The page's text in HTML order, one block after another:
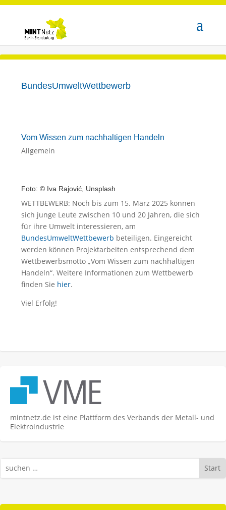
BundesUmweltWettbewerb
Vom Wissen zum nachhaltigen Handeln
Allgemein
Foto: © Iva Rajović, Unsplash
WETTBEWERB: Noch bis zum 15. März 2025 können
sich junge Leute zwischen 10 und 20 Jahren, die sich
für ihre Umwelt interessieren, am
BundesUmweltWettbewerb beteiligen. Eingereicht
werden können Projektarbeiten entsprechend dem
Wettbewerbsmotto „Vom Wissen zum nachhaltigen
Handeln“. Weitere Informationen zum Wettbewerb
finden Sie hier.
Viel Erfolg!
mintnetz.de ist eine Plattform des Verbands der Metall- und
Elektroindustrie
Start